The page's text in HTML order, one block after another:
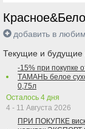
добавить в
Текущие и будущие
-15% при покупке
ТАМАНЬ белое
0,75л
Осталось 4 дня
4 - 11 Августа 2026
ПРИ ПОКУПКЕ